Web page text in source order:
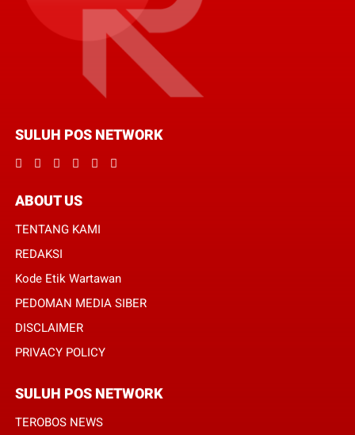
SULUH POS NETWORK
ABOUT US
TENTANG KAMI
REDAKSI
Kode Etik Wartawan
PEDOMAN MEDIA SIBER
DISCLAIMER
PRIVACY POLICY
SULUH POS NETWORK
TEROBOS NEWS